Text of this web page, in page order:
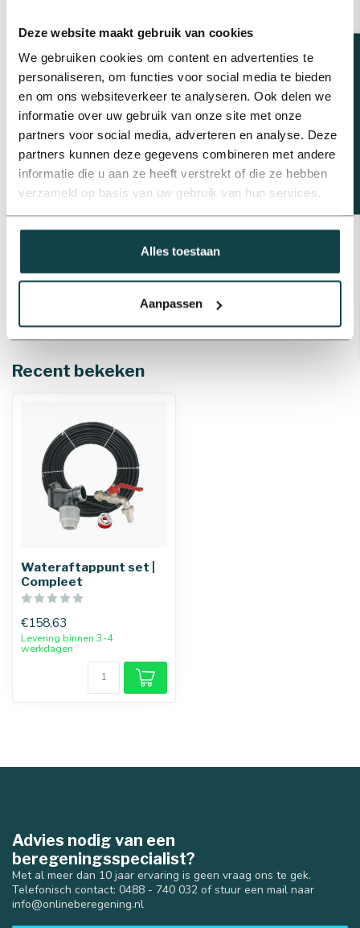
Deze website maakt gebruik van cookies
We gebruiken cookies om content en advertenties te
personaliseren, om functies voor social media te bieden
en om ons websiteverkeer te analyseren. Ook delen we
informatie over uw gebruik van onze site met onze
partners voor social media, adverteren en analyse. Deze
partners kunnen deze gegevens combineren met andere
informatie die u aan ze heeft verstrekt of die ze hebben
verzameld op basis van uw gebruik van hun services.
Alles toestaan
Aanpassen
RainBird Rainbird 1800
sproeierset met tyleenslang |
4 pop-upsproeiers
Op voorraad
Plasson muurplaat voor
aansluiting kraan | 16 t/m 25
mm
Op voorraad
€7,08
Professioneel advies
Advies nodig van de beregeningsspecialist?
info@onlineberegening.nlof bel+31 488 -
Recent bekeken
Wateraftappunt set |
Compleet
€158,63
Levering binnen 3-4
werkdagen
Advies nodig van een
beregeningsspecialist?
Met al meer dan 10 jaar ervaring is geen vraag ons te gek.
Telefonisch contact: 0488 - 740 032 of stuur een mail naar
info@onlineberegening.nl
Beregeningsplan?